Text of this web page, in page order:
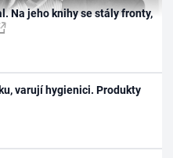
Na jeho knihy se stály fronty,
varují hygienici. Produkty